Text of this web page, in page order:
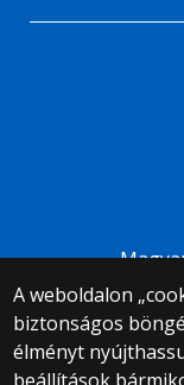
A weboldalon
biztonságos
élményt
© 2025